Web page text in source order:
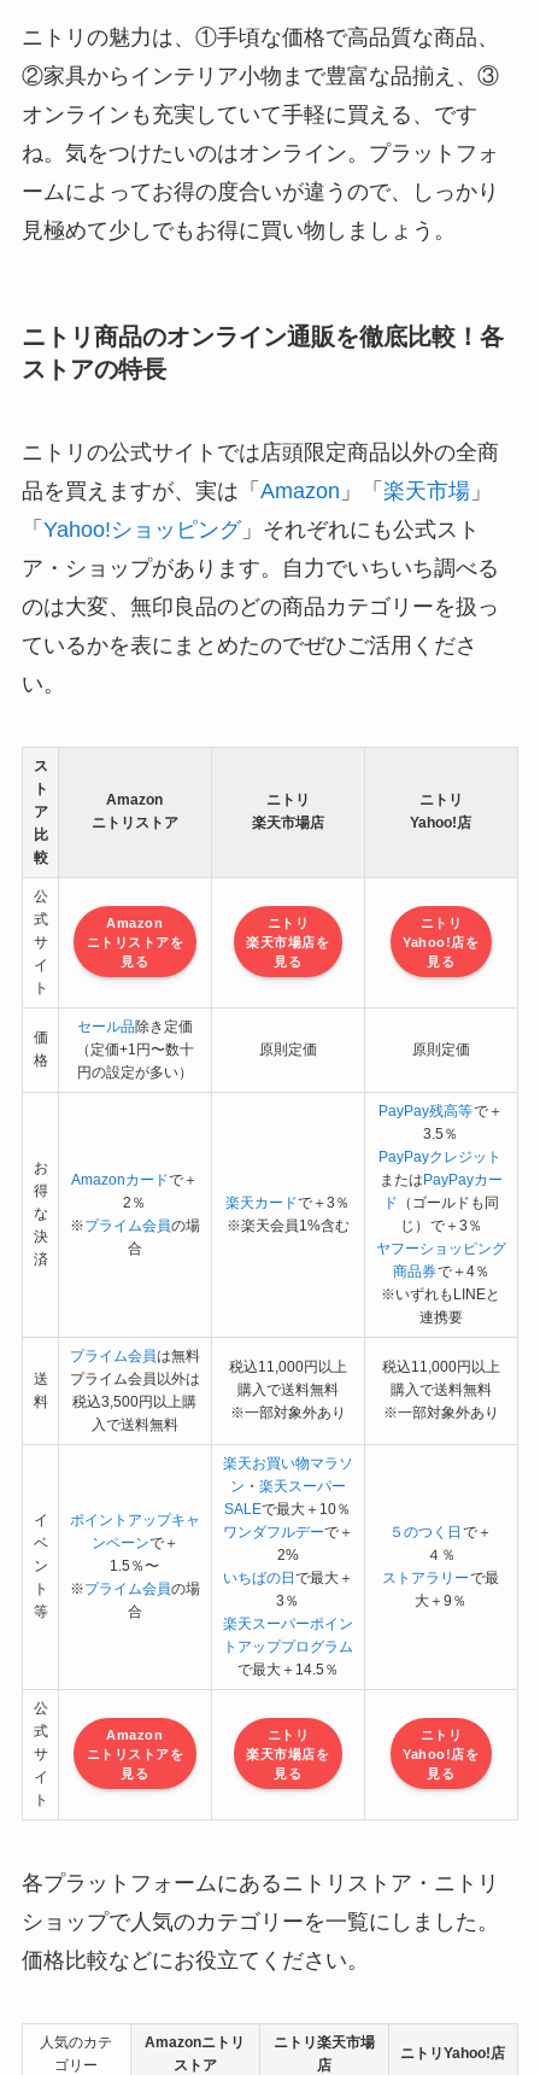
ニトリの魅力は、①手頃な価格で高品質な商品、
②家具からインテリア小物まで豊富な品揃え、③
オンラインも充実していて手軽に買える、です
ね。気をつけたいのはオンライン。プラットフォ
ームによってお得の度合いが違うので、しっかり
見極めて少しでもお得に買い物しましょう。
ニトリ商品のオンライン通販を徹底比較！各
ストアの特長
ニトリの公式サイトでは店頭限定商品以外の全商
品を買えますが、実は「 Amazon 」「 楽天市場」
「 Yahoo!ショッピング」それぞれにも公式スト
ア・ショップがあります。自力でいちいち調べる
のは大変、無印良品のどの商品カテゴリーを扱っ
ているかを表にまとめたのでぜひご活用くださ
い。
ス
ト
ア
比
較
Amazon
ニトリストア
ニトリ
楽天市場店
ニトリ
Yahoo!店
公
式
サ
イ
ト
Amazon
ニトリストアを
見る
ニトリ
楽天市場店を
見る
ニトリ
Yahoo!店を
見る
価
格
セール品除き定価
（定価+1円〜数十
円の設定が多い）
原則定価 原則定価
お
得
な
決
済
Amazonカードで＋
2％
※プライム会員の場
合
楽天カードで＋3％
※楽天会員1%含む
PayPay残高等で＋
3.5％
PayPayクレジット
または PayPayカー
ド （ゴールドも同
じ） で＋3％
ヤフーショッピング
商品券で＋4％
※いずれもLINEと
連携要
送
料
プライム会員は無料
プライム会員以外は
税込3,500円以上購
入で送料無料
税込11,000円以上
購入で送料無料
※一部対象外あり
税込11,000円以上
購入で送料無料
※一部対象外あり
イ
ベ
ン
ト
等
ポイントアップキャ
ンペーンで＋
1.5％〜
※プライム会員の場
合
楽天お買い物マラソ
ン ・ 楽天スーパー
SALEで最大＋10％
ワンダフルデーで＋
2%
いちばの日 で最大＋
3％
楽天スーパーポイン
トアッププログラム
で最大＋14.5％
５のつく日 で＋
４％
ストアラリーで最
大＋9％
公
式
サ
イ
ト
Amazon
ニトリストアを
見る
ニトリ
楽天市場店を
見る
ニトリ
Yahoo!店を
見る
各プラットフォームにあるニトリストア・ニトリ
ショップで人気のカテゴリーを一覧にしました。
価格比較などにお役立てください。
人気のカテ
ゴリー
Amazonニトリ
ストア
ニトリ楽天市場
店
ニトリYahoo!店